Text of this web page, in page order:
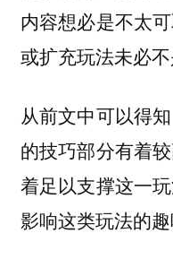
内容想必是不太
或扩充玩法未必不
从前文中可以得
的技巧部分有着
着足以支撑这一
影响这类玩法的趣